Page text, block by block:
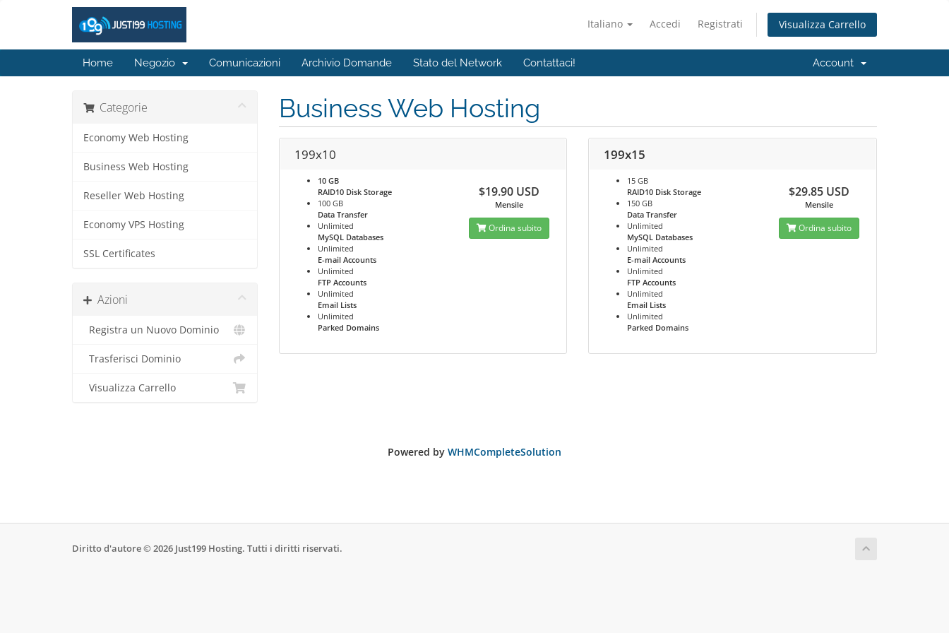
Italiano Accedi Registrati Visualizza Carrello
Home Negozio Comunicazioni Archivio Domande Stato del Network Contattaci! Account
Categorie
Economy Web Hosting
Business Web Hosting
Reseller Web Hosting
Economy VPS Hosting
SSL Certificates
Azioni
Registra un Nuovo Dominio
Trasferisci Dominio
Visualizza Carrello
Business Web Hosting
199x10
10 GB
RAID10 Disk Storage
100 GB
Data Transfer
Unlimited
MySQL Databases
Unlimited
E-mail Accounts
Unlimited
FTP Accounts
Unlimited
Email Lists
Unlimited
Parked Domains
$19.90 USD
Mensile
Ordina subito
199x15
15 GB
RAID10 Disk Storage
150 GB
Data Transfer
Unlimited
MySQL Databases
Unlimited
E-mail Accounts
Unlimited
FTP Accounts
Unlimited
Email Lists
Unlimited
Parked Domains
$29.85 USD
Mensile
Ordina subito
Powered by WHMCompleteSolution
Diritto d'autore © 2026 Just199 Hosting. Tutti i diritti riservati.